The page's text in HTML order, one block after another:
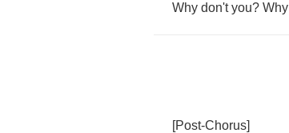
Why don't you? Why
[Post-Chorus]